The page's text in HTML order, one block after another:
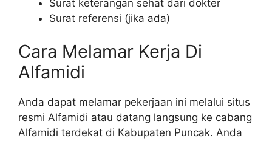
Surat keterangan sehat dari dokter
Surat referensi (jika ada)
Cara Melamar Kerja Di
Alfamidi
Anda dapat melamar pekerjaan ini melalui situs
resmi Alfamidi atau datang langsung ke cabang
Alfamidi terdekat di Kabupaten Puncak. Anda